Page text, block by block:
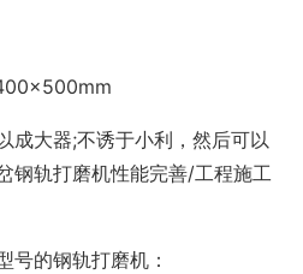
大器;不诱于小利，然后可以
钢轨打磨机性能完善/工程施工
的钢轨打磨机：